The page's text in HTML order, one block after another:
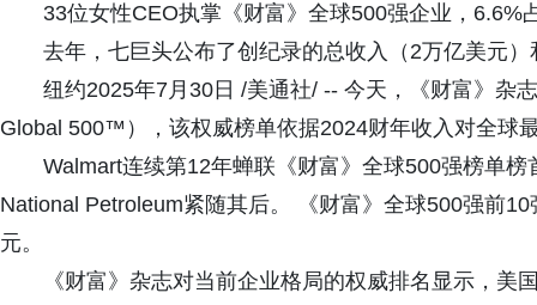
33位女性CEO执掌《财富》全球500强企业，6.6%
去年，七巨头公布了创纪录的总收入（2万亿美元
纽约2025年7月30日 /美通社/ -- 今天，《财富》杂
Global 500™），该权威榜单依据2024财年收入对全球
Walmart连续第12年蝉联《财富》全球500强榜单
National Petroleum紧随其后。 《财富》全球500强前
元。
《财富》杂志对当前企业格局的权威排名显示，